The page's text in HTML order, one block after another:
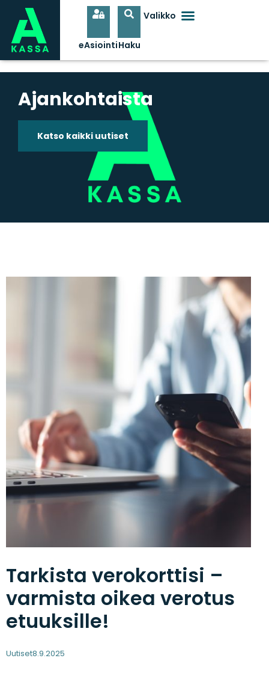
Ajankohtaista
Katso kaikki uutiset
Tarkista verokorttisi –
varmista oikea verotus
etuuksille!
Uutiset8.9.2025